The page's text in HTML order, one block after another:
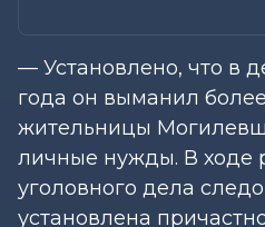
— Установлено, что в
года он выманил
жительницы
личные нужды. В ходе
уголовного дела
установлена